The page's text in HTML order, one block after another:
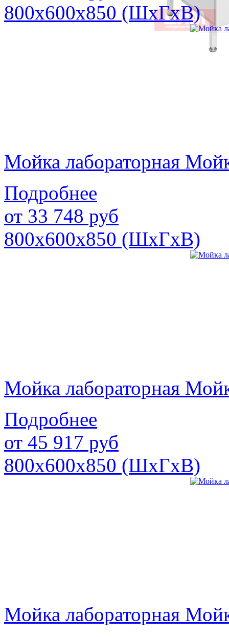
800х600х850 (ШхГхВ)
Мойка лабораторная
Подробнее
от 33 748 руб
800х600х850 (ШхГхВ)
Мойка лабораторная
Подробнее
от 45 917 руб
800х600х850 (ШхГхВ)
Мойка лабораторная